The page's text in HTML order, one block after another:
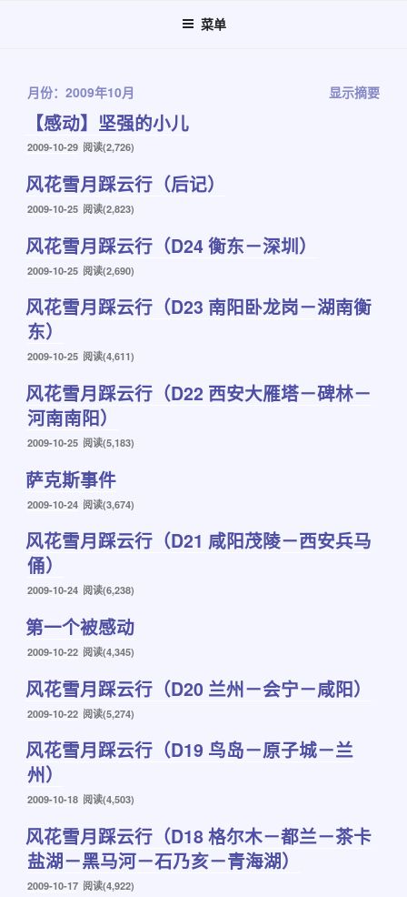
菜单
显示摘要
月份：2009年10月
【感动】坚强的小儿
发
于
2009-10-29 阅读(2,726)
风花雪月踩云行（后记）
发
于
2009-10-25 阅读(2,823)
风花雪月踩云行（D24 衡东－深圳）
发
于
2009-10-25 阅读(2,690)
风花雪月踩云行（D23 南阳卧龙岗－湖南衡
东）
发
于
2009-10-25 阅读(4,611)
风花雪月踩云行（D22 西安大雁塔－碑林－
河南南阳）
发
于
2009-10-25 阅读(5,183)
萨克斯事件
发
于
2009-10-24 阅读(3,674)
风花雪月踩云行（D21 咸阳茂陵－西安兵马
俑）
发
于
2009-10-24 阅读(6,238)
第一个被感动
发
于
2009-10-22 阅读(4,345)
风花雪月踩云行（D20 兰州－会宁－咸阳）
发
于
2009-10-22 阅读(5,274)
风花雪月踩云行（D19 鸟岛－原子城－兰
州）
发
于
2009-10-18 阅读(4,503)
风花雪月踩云行（D18 格尔木－都兰－茶卡
盐湖－黑马河－石乃亥－青海湖）
发
2009-10-17 阅读(4,922)